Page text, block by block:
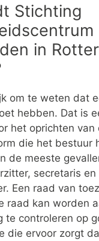
Stichting
in
om te weten dat
hebben. Dat is
het oprichten van
die het bestuur
de meeste
secretaris en
Een raad van
raad kan worden
te controleren op
die ervoor zorgt